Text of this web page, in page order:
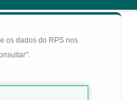
os dados do RPS nos